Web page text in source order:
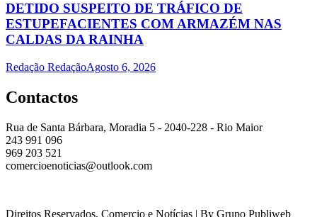
DETIDO SUSPEITO DE TRÁFICO DE
ESTUPEFACIENTES COM ARMAZÉM NAS
CALDAS DA RAINHA
Redação RedaçãoAgosto 6, 2026
Contactos
Rua de Santa Bárbara, Moradia 5 - 2040-228 - Rio Maior
243 991 096
969 203 521
comercioenoticias@outlook.com
Direitos Reservados, Comercio e Notícias | By Grupo Publiweb